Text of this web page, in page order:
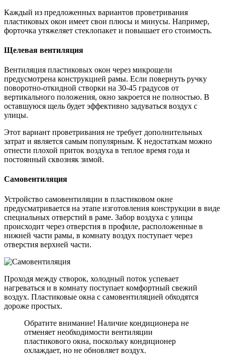
Каждый из предложенных вариантов проветривания
пластиковых окон имеет свои плюсы и минусы. Например,
форточка утяжеляет стеклопакет и повышает его стоимость.
Щелевая вентиляция
Вентиляция пластиковых окон через микрощели
предусмотрена конструкцией рамы. Если повернуть ручку
поворотно-откидной створки на 30-45 градусов от
вертикального положения, окно закроется не полностью. В
оставшуюся щель будет эффективно задуваться воздух с
улицы.
Этот вариант проветривания не требует дополнительных
затрат и является самым популярным. К недостаткам можно
отнести плохой приток воздуха в теплое время года и
постоянный сквозняк зимой.
Самовентиляция
Устройство самовентиляции в пластиковом окне
предусматривается на этапе изготовления конструкции в виде
специальных отверстий в раме. Забор воздуха с улицы
происходит через отверстия в профиле, расположенные в
нижней части рамы, в комнату воздух поступает через
отверстия верхней части.
Проходя между створок, холодный поток успевает
нагреваться и в комнату поступает комфортный свежий
воздух. Пластиковые окна с самовентиляцией обходятся
дороже простых.
Обратите внимание! Наличие кондиционера не
отменяет необходимости вентиляции
пластикового окна, поскольку кондиционер
охлаждает, но не обновляет воздух.